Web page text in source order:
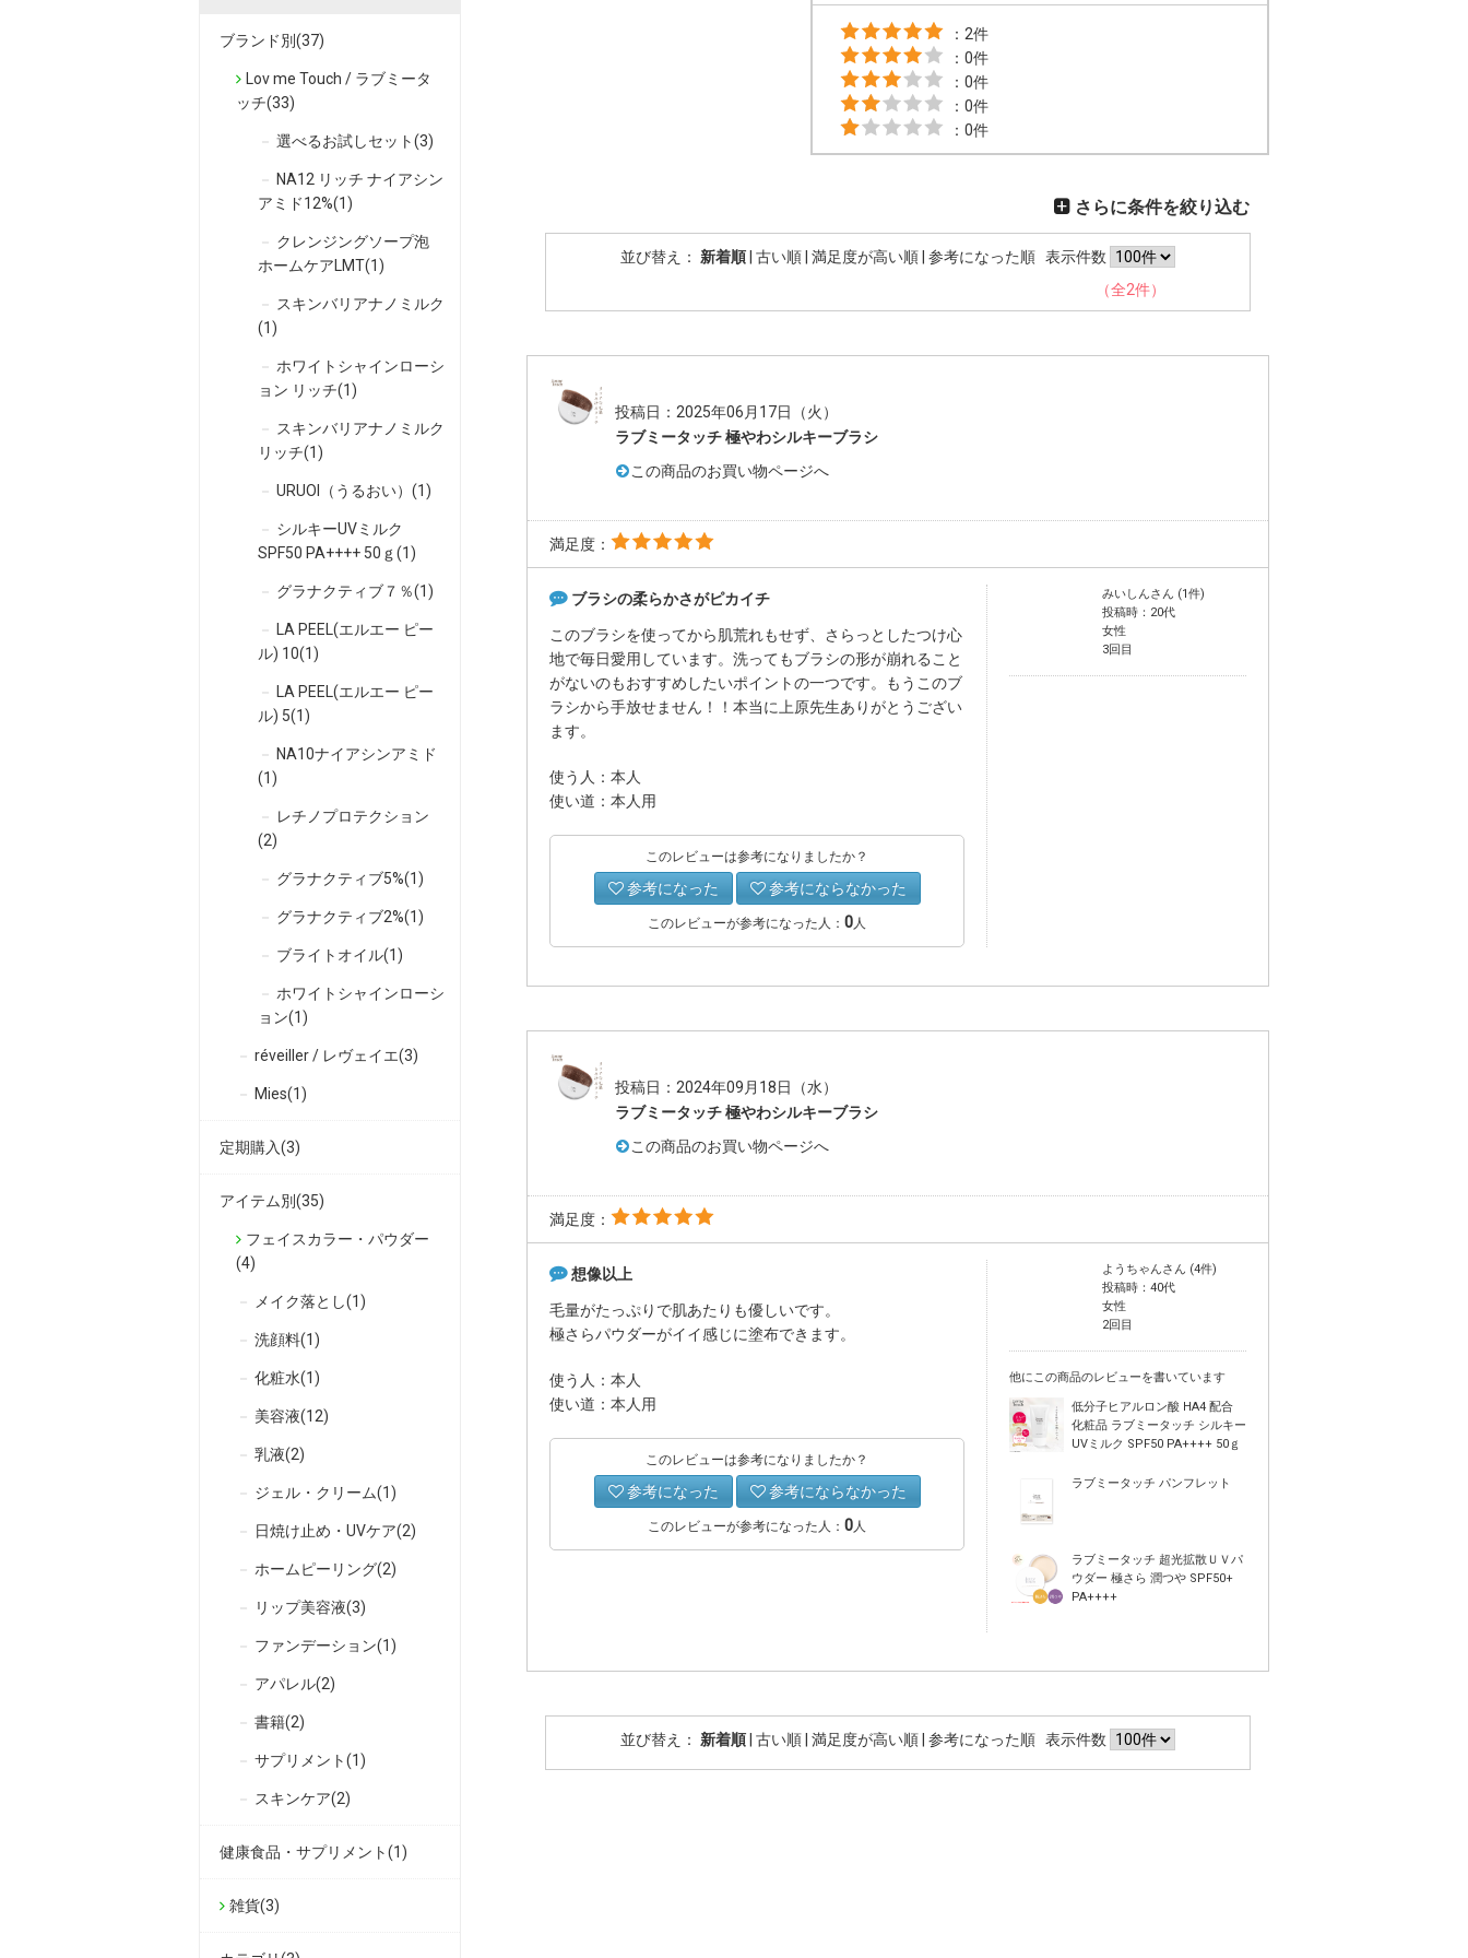
ブランド別(37)
Lov me Touch / ラブミータ
ッチ(33)
選べるお試しセット(3)
NA12 リッチ ナイアシン
アミド12%(1)
クレンジングソープ泡
ホームケアLMT(1)
スキンバリアナノミルク
(1)
ホワイトシャインローシ
ョン リッチ(1)
スキンバリアナノミルク
リッチ(1)
URUOI（うるおい）(1)
シルキーUVミルク
SPF50 PA++++ 50ｇ(1)
グラナクティブ７％(1)
LA PEEL(エルエー ピー
ル) 10(1)
LA PEEL(エルエー ピー
ル) 5(1)
NA10ナイアシンアミド
(1)
レチノプロテクション
(2)
グラナクティブ5%(1)
グラナクティブ2%(1)
ブライトオイル(1)
ホワイトシャインローシ
ョン(1)
réveiller / レヴェイエ(3)
Mies(1)
定期購入(3)
アイテム別(35)
フェイスカラー・パウダー
(4)
メイク落とし(1)
洗顔料(1)
化粧水(1)
美容液(12)
乳液(2)
ジェル・クリーム(1)
日焼け止め・UVケア(2)
ホームピーリング(2)
リップ美容液(3)
ファンデーション(1)
アパレル(2)
書籍(2)
サプリメント(1)
スキンケア(2)
健康食品・サプリメント(1)
雑貨(3)
：2件
：0件
：0件
：0件
：0件
さらに条件を絞り込む
並び替え： 新着順 古い順 満足度が高い順 参考になった順 表示件数
（全2件）
投稿日：2025年06月17日（火）
ラブミータッチ 極やわシルキーブラシ
この商品のお買い物ページへ
満足度：
ブラシの柔らかさがピカイチ
このブラシを使ってから肌荒れもせず、さらっとしたつけ心
地で毎日愛用しています。洗ってもブラシの形が崩れること
がないのもおすすめしたいポイントの一つです。もうこのブ
ラシから手放せません！！本当に上原先生ありがとうござい
ます。
使う人：本人
使い道：本人用
このレビューは参考になりましたか？
参考になった 参考にならなかった
このレビューが参考になった人： 0人
みいしんさん (1件)
投稿時：20代
女性
3回目
投稿日：2024年09月18日（水）
ラブミータッチ 極やわシルキーブラシ
この商品のお買い物ページへ
満足度：
想像以上
毛量がたっぷりで肌あたりも優しいです。
極さらパウダーがイイ感じに塗布できます。
使う人：本人
使い道：本人用
このレビューは参考になりましたか？
参考になった 参考にならなかった
このレビューが参考になった人： 0人
ようちゃんさん (4件)
投稿時：40代
女性
2回目
他にこの商品のレビューを書いています
低分子ヒアルロン酸 HA4 配合
化粧品 ラブミータッチ シルキー
UVミルク SPF50 PA++++ 50ｇ
ラブミータッチ パンフレット
ラブミータッチ 超光拡散ＵＶパ
ウダー 極さら 潤つや SPF50+
PA++++
並び替え： 新着順 古い順 満足度が高い順 参考になった順 表示件数